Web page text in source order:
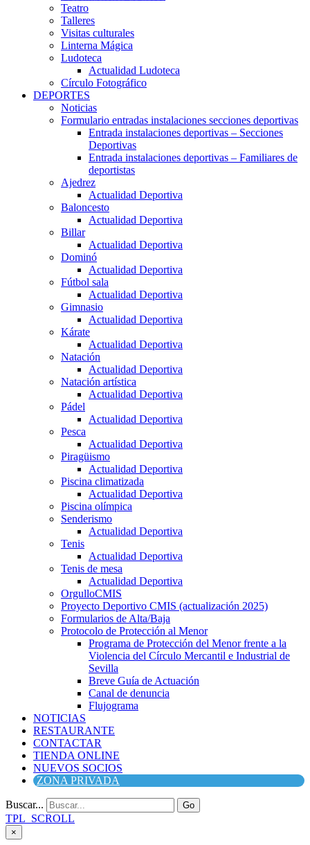
Teatro
Talleres
Visitas culturales
Linterna Mágica
Ludoteca
Actualidad Ludoteca
Círculo Fotográfico
DEPORTES
Noticias
Formulario entradas instalaciones secciones deportivas
Entrada instalaciones deportivas – Secciones
Deportivas
Entrada instalaciones deportivas – Familiares de
deportistas
Ajedrez
Actualidad Deportiva
Baloncesto
Actualidad Deportiva
Billar
Actualidad Deportiva
Dominó
Actualidad Deportiva
Fútbol sala
Actualidad Deportiva
Gimnasio
Actualidad Deportiva
Kárate
Actualidad Deportiva
Natación
Actualidad Deportiva
Natación artística
Actualidad Deportiva
Pádel
Actualidad Deportiva
Pesca
Actualidad Deportiva
Piragüismo
Actualidad Deportiva
Piscina climatizada
Actualidad Deportiva
Piscina olímpica
Senderismo
Actualidad Deportiva
Tenis
Actualidad Deportiva
Tenis de mesa
Actualidad Deportiva
OrgulloCMIS
Proyecto Deportivo CMIS (actualización 2025)
Formularios de Alta/Baja
Protocolo de Protección al Menor
Programa de Protección del Menor frente a la
Violencia del Círculo Mercantil e Industrial de
Sevilla
Breve Guía de Actuación
Canal de denuncia
Flujograma
NOTICIAS
RESTAURANTE
CONTACTAR
TIENDA ONLINE
NUEVOS SOCIOS
ZONA PRIVADA
Buscar... Go
TPL_SCROLL
×